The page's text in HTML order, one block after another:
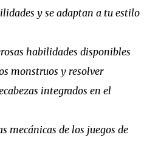
y se adaptan a tu estilo
habilidades disponibles
monstruos y resolver
integrados en el
mecánicas de los juegos de